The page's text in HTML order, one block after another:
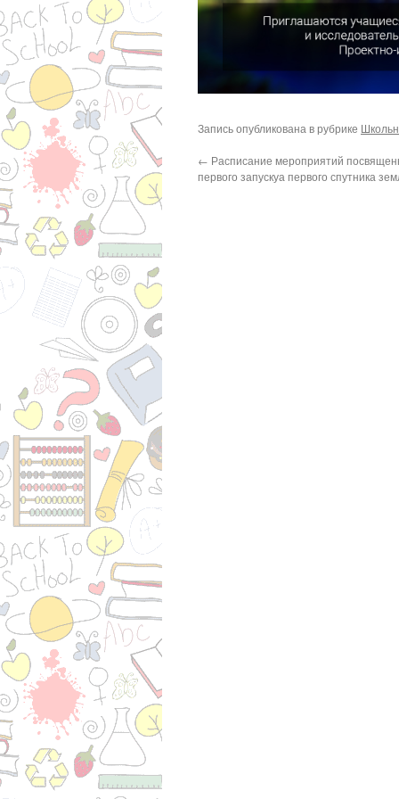
Запись опубликована в рубрике
← Расписание мероприятий
первого запускуа первого спутника